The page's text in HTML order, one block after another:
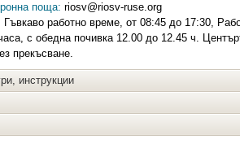
поща: riosv@riosv-ruse.org
Гъвкаво работно време, от 08:45 до 17:30,
с обедна почивка 12.00 до 12.45 ч.
прекъсване.
инструкции